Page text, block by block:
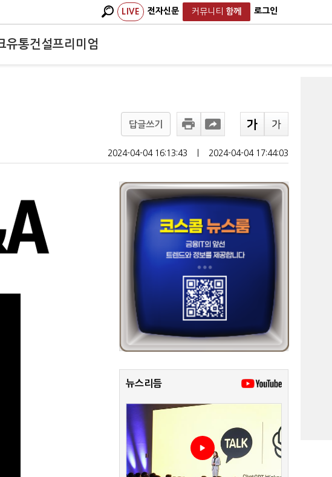
LIVE 전자신문 커뮤니티 함께 로그인
유통건설프리미엄
답글쓰기
2024-04-04 16:13:43 2024-04-04 17:44:03
뉴스리듬